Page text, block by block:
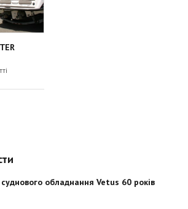
обладнання Vetus 60 років